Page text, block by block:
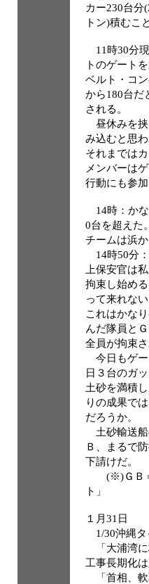
カー230台分
トン)積むこ
11時30分
トのゲート
ベルト・コ
から180台だ
される。
昼休みを挟
み込むと思
それまでは
メンバーは
行動にも参
14時：かな
0台を超えた
チームは浜
14時50分
上保安官は
拘束し始め
って来れな
これはかな
んだ隊員と
全員が拘束
今日もゲー
日３台のガ
土砂を満積
りの成果で
だろうか。
土砂輸送船
Ｂ、まるで
下請けだ。
(※)ＧＢ＝
ト」
１月31日
1/30沖縄タ
「大浦湾に
工事長期化
「首相、軟